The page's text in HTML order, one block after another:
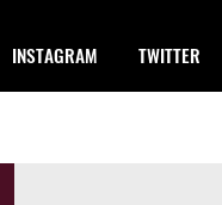
INSTAGRAM TWITTER